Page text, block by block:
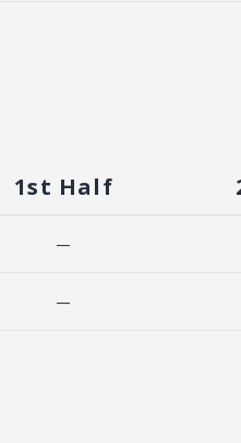
1st Half
—
—